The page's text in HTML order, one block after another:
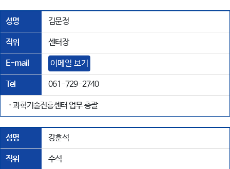
성명 김문정
직위 센터장
E-mail 이메일 보기
Tel 061-729-2740
· 과학기술진흥센터 업무 총괄
성명 강훈석
직위 수석